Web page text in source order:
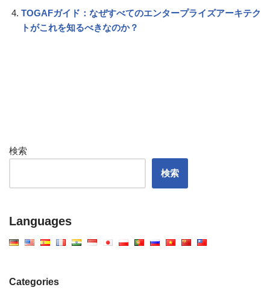
TOGAFガイド：なぜすべてのエンタープライズアーキテク
トがこれを知るべきなのか？
検索
検索
Languages
Categories